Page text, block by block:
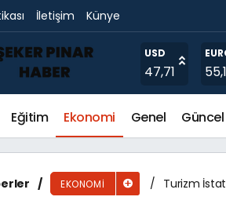
İletişim Künye
USD
47,71
Eğitim Ekonomi Genel Güncel
EKONOMI Turizm
I. Çeyrek: Ocak-Mart,